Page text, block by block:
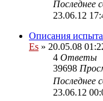
Последнее
23.06.12
Описания
Es » 20.05.08
4 Ответы
39698
Последнее
23.06.12